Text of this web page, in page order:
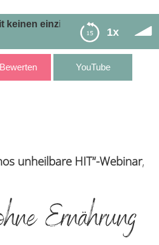
1x
einzigen Ernährungstipp findest
– Versprochen
Bewerten YouTube
unheilbare HIT“-Webinar,
Ernährung